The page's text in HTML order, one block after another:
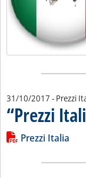
31/10/2017 - Prezzi
“Prezzi
Leggi tutta la
Lista allegati
Prezzi Italia